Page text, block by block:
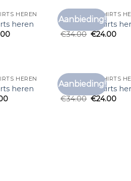
Toevoegen
aan
HEREN
heren
Aanbieding!
ALAN RED T SHIRTS
alan red t shirts
€34.00 €24.00
Toevoegen
aan
HEREN
heren
Aanbieding!
ALAN RED T SHIRTS
alan red t shirts
€34.00 €24.00